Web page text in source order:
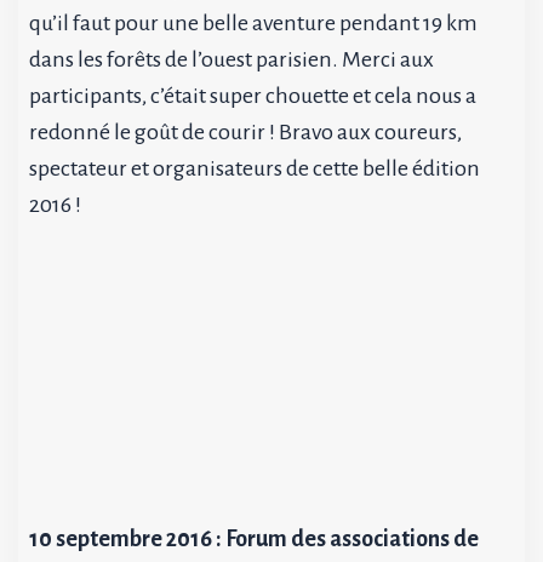
qu’il faut pour une belle aventure pendant 19 km
dans les forêts de l’ouest parisien. Merci aux
participants, c’était super chouette et cela nous a
redonné le goût de courir ! Bravo aux coureurs,
spectateur et organisateurs de cette belle édition
2016 !
10 septembre 2016 : Forum des associations de